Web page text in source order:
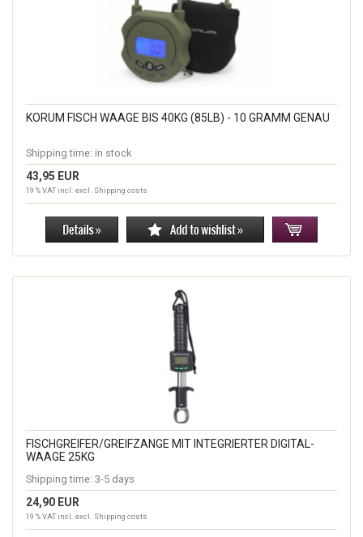
KORUM FISCH WAAGE BIS 40KG (85LB) - 10 GRAMM GENAU
Shipping time: in stock
43,95 EUR
19 % VAT incl. excl. Shipping costs
FISCHGREIFER/GREIFZANGE MIT INTEGRIERTER DIGITAL-
WAAGE 25KG
Shipping time: 3-5 days
24,90 EUR
19 % VAT incl. excl. Shipping costs